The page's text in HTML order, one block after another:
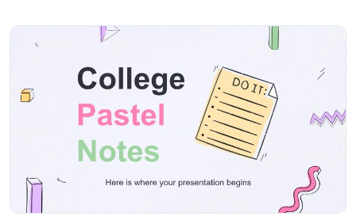
về trợ tử là gì, các kỹ thuật mà nó được quản lý là gì, ai có
thể truy cập nó hoặc tranh cãi mà chủ đề này tạo ra. Các
slide cung cấp một phong cách trang trọng và được thiết
kế để làm cho thông tin của bạn nổi bật và bảo vệ luận án
của bạn thành công.